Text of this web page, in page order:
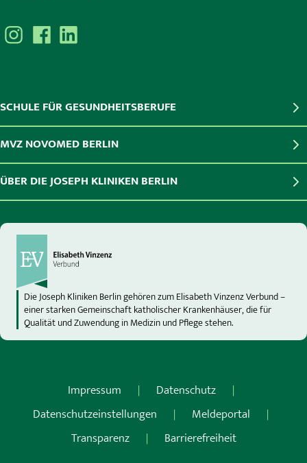
SCHULE FÜR GESUNDHEITSBERUFE
MVZ NOVOMED BERLIN
ÜBER DIE JOSEPH KLINIKEN BERLIN
Die Joseph Kliniken Berlin gehören zum Elisabeth Vinzenz Verbund –
einer starken Gemeinschaft katholischer Krankenhäuser, die für
Qualität und Zuwendung in Medizin und Pflege stehen.
Impressum
Datenschutz
Datenschutzeinstellungen
Meldeportal
Transparenz
Barrierefreiheit